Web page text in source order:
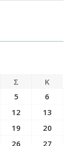
Σ
Κ
5
6
12
13
19
20
26
27